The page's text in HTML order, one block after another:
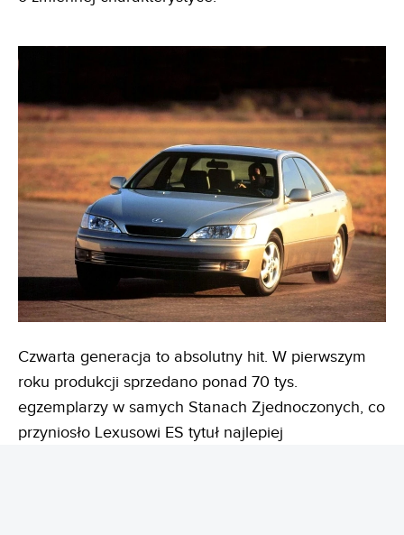
Czwarta generacja to absolutny hit. W pierwszym
roku produkcji sprzedano ponad 70 tys.
egzemplarzy w samych Stanach Zjednoczonych, co
przyniosło Lexusowi ES tytuł najlepiej